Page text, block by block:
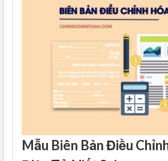
Mẫu Biên Bản Điều